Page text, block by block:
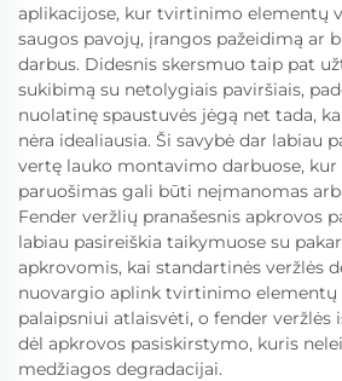
aplikacijose, kur tvirtinimo elementų
saugos pavojų, įrangos pažeidimą ar
darbus. Didesnis skersmuo taip pat
sukibimą su netolygiais paviršiais,
nuolatinę spaustuvės jėgą net tada,
nėra idealiausia. Ši savybė dar labiau
vertę lauko montavimo darbuose, kur
paruošimas gali būti neįmanomas
Fender veržlių pranašesnis apkrovos
labiau pasireiškia taikymuose su
apkrovomis, kai standartinės veržlės
nuovargio aplink tvirtinimo elementų
palaipsniui atlaisvėti, o fender veržlės
dėl apkrovos pasiskirstymo, kuris
medžiagos degradacijai.